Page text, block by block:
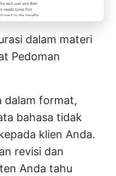
dalam materi
Pedoman
dalam format,
bahasa tidak
klien Anda.
revisi dan
Anda tahu